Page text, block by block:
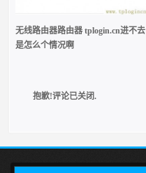
无线路由器路由器 tplogin.cn进不去
是怎么个情况啊
抱歉!评论已关闭.